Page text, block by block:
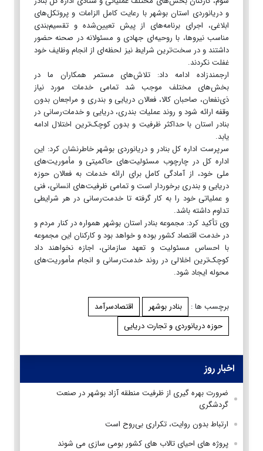
و دریانوردی استان بوشهر با رعایت کامل الزامات و پروتکل‌های
ابلاغی، اجرای برنامه‌های از پیش تعیین‌شده و تقسیم‌بندی
مناسب نیروها، با روحیه‌ای جهادی و مسئولانه در صحنه حضور
داشتند و در سخت‌ترین شرایط نیز لحظه‌ای از انجام وظایف خود
غفلت نکردند.
ارجمندزاده ادامه داد: تلاش‌های مستمر همکاران ما در
بخش‌های مختلف موجب شد تمامی خدمات مورد نیاز
ذی‌نفعان، صاحبان کالا، فعالان دریایی و بندری و مراجعان بدون
وقفه ارائه شود و روند عملیات بندری، دریایی و خدمات‌رسانی در
بنادر استان با حداکثر ظرفیت و بدون کوچک‌ترین اختلال ادامه
یابد.
سرپرست اداره کل بنادر و دریانوردی بوشهر خاطرنشان کرد: این
اداره کل در چارچوب مسئولیت‌های حاکمیتی و مأموریت‌های
ملی خود، از آمادگی کامل برای ارائه خدمات به فعالان حوزه
دریایی و بندری برخوردار است و تمامی ظرفیت‌های انسانی، فنی
و عملیاتی خود را به کار گرفته تا خدمت‌رسانی در هر شرایطی
تداوم داشته باشد.
وی تأکید کرد: مجموعه بنادر استان بوشهر همواره در کنار مردم و
در خدمت اقتصاد کشور بوده و خواهد بود و کارکنان این مجموعه
با احساس مسئولیت و تعهد سازمانی، اجازه نخواهند داد
کوچک‌ترین اخلالی در روند خدمت‌رسانی و انجام مأموریت‌های
محوله ایجاد شود.
برچسب ها : بنادر بوشهر
اقتصادسرآمد
حوزه دریانوردی و تجارت دریایی
اخبار روز
ضرورت بهره گیری از ظرفیت منطقه آزاد بوشهر در صنعت
گردشگری
ارتباط بدون روایت، تکراری بی‌روح است
پروژه های احیای تالاب های کشور بومی سازی می شوند